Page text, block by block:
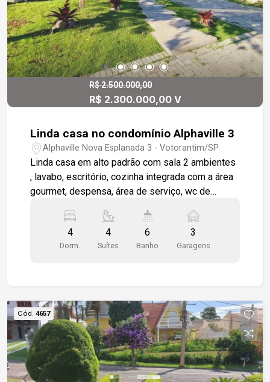
R$ 2.500.000,00
R$ 2.300.000,00 V
Linda casa no condomínio Alphaville 3
Alphaville Nova Esplanada 3 - Votorantim/SP
Linda casa em alto padrão com sala 2 ambientes
, lavabo, escritório, cozinha integrada com a área
gourmet, despensa, área de serviço, wc de
máster, casa toda em acabamento de porcelanato
de primeira linha, gessos e sancas, pedras em
granito, quintal com paisagismo, garagem para 3
4
Dorm.
4
Suítes
6
Banho
3
Garagens
Cód. 4657